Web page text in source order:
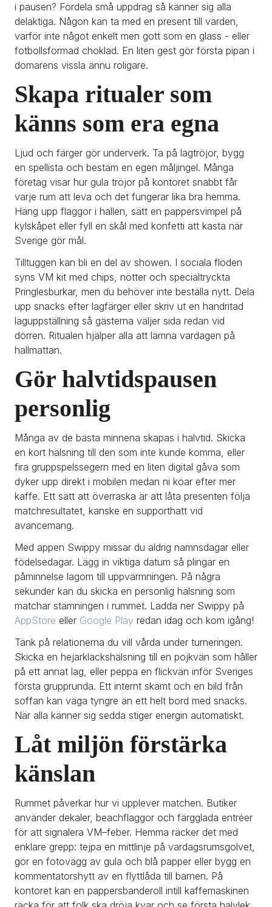
i pausen? Fördela små uppdrag så känner sig alla
delaktiga. Någon kan ta med en present till värden,
varför inte något enkelt men gott som en glass - eller
fotbollsformad choklad. En liten gest gör första pipan i
domarens vissla ännu roligare.
Skapa ritualer som
känns som era egna
Ljud och färger gör underverk. Ta på lagtröjor, bygg
en spellista och bestäm en egen måljingel. Många
företag visar hur gula tröjor på kontoret snabbt får
varje rum att leva och det fungerar lika bra hemma.
Häng upp flaggor i hallen, sätt en pappersvimpel på
kylskåpet eller fyll en skål med konfetti att kasta när
Sverige gör mål.
Tilltuggen kan bli en del av showen. I sociala flöden
syns VM kit med chips, nötter och specialtryckta
Pringlesburkar, men du behöver inte beställa nytt. Dela
upp snacks efter lagfärger eller skriv ut en handritad
laguppställning så gästerna väljer sida redan vid
dörren. Ritualen hjälper alla att lämna vardagen på
hallmattan.
Gör halvtidspausen
personlig
Många av de bästa minnena skapas i halvtid. Skicka
en kort hälsning till den som inte kunde komma, eller
fira gruppspelssegern med en liten digital gåva som
dyker upp direkt i mobilen medan ni köar efter mer
kaffe. Ett sätt att överraska är att låta presenten följa
matchresultatet, kanske en supporthatt vid
avancemang.
Med appen Swippy missar du aldrig namnsdagar eller
födelsedagar. Lägg in viktiga datum så plingar en
påminnelse lagom till uppvärmningen. På några
sekunder kan du skicka en personlig hälsning som
AppStore eller Google Play redan idag och kom igång!
Tänk på relationerna du vill vårda under turneringen.
Skicka en hejarklackshälsning till en pojkvän som håller
på ett annat lag, eller peppa en flickvän inför Sveriges
första grupprunda. Ett internt skämt och en bild från
soffan kan väga tyngre än ett helt bord med snacks.
När alla känner sig sedda stiger energin automatiskt.
Låt miljön förstärka
känslan
Rummet påverkar hur vi upplever matchen. Butiker
använder dekaler, beachflaggor och färgglada entréer
för att signalera VM–feber. Hemma räcker det med
enklare grepp: tejpa en mittlinje på vardagsrumsgolvet,
gör en fotovägg av gula och blå papper eller bygg en
kommentatorshytt av en flyttlåda till barnen. På
kontoret kan en pappersbanderoll intill kaffemaskinen